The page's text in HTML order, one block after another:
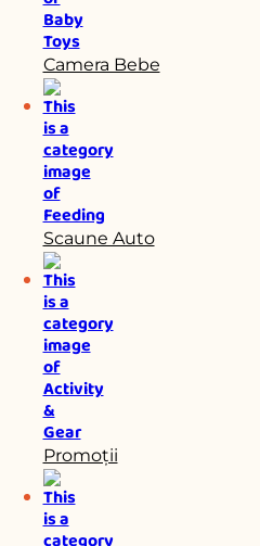
Camera Bebe
Scaune Auto
Promoții